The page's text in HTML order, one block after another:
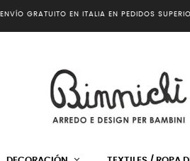
ENVÍO GRATUITO EN ITALIA EN PEDIDOS